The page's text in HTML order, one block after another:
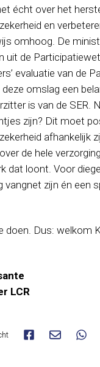
écht over het
en
omhoog. De
uit de
evaluatie van de
deze omslag een
is van de SER.
zijn? Dit moet
afhankelijk
de hele
dat loont. Voor
vangnet zijn én een
doen. Dus: welkom
LCR